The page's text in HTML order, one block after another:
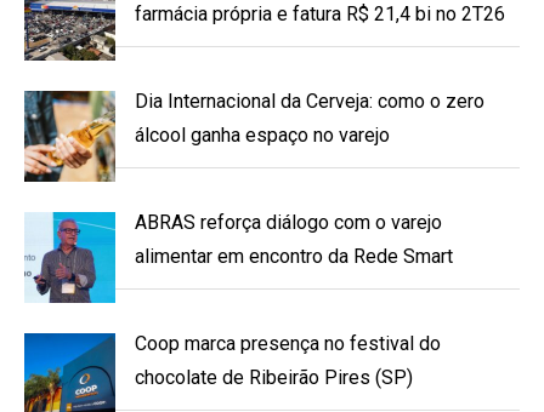
farmácia própria e fatura R$ 21,4 bi no 2T26
Dia Internacional da Cerveja: como o zero
álcool ganha espaço no varejo
ABRAS reforça diálogo com o varejo
alimentar em encontro da Rede Smart
Coop marca presença no festival do
chocolate de Ribeirão Pires (SP)